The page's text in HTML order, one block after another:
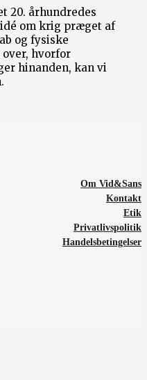
20. århundredes
om krig præget af
og fysiske
hvorfor
hinanden, kan vi
Om Vid&Sans
Kontakt
Etik
Privatlivspolitik
Handelsbetingelser